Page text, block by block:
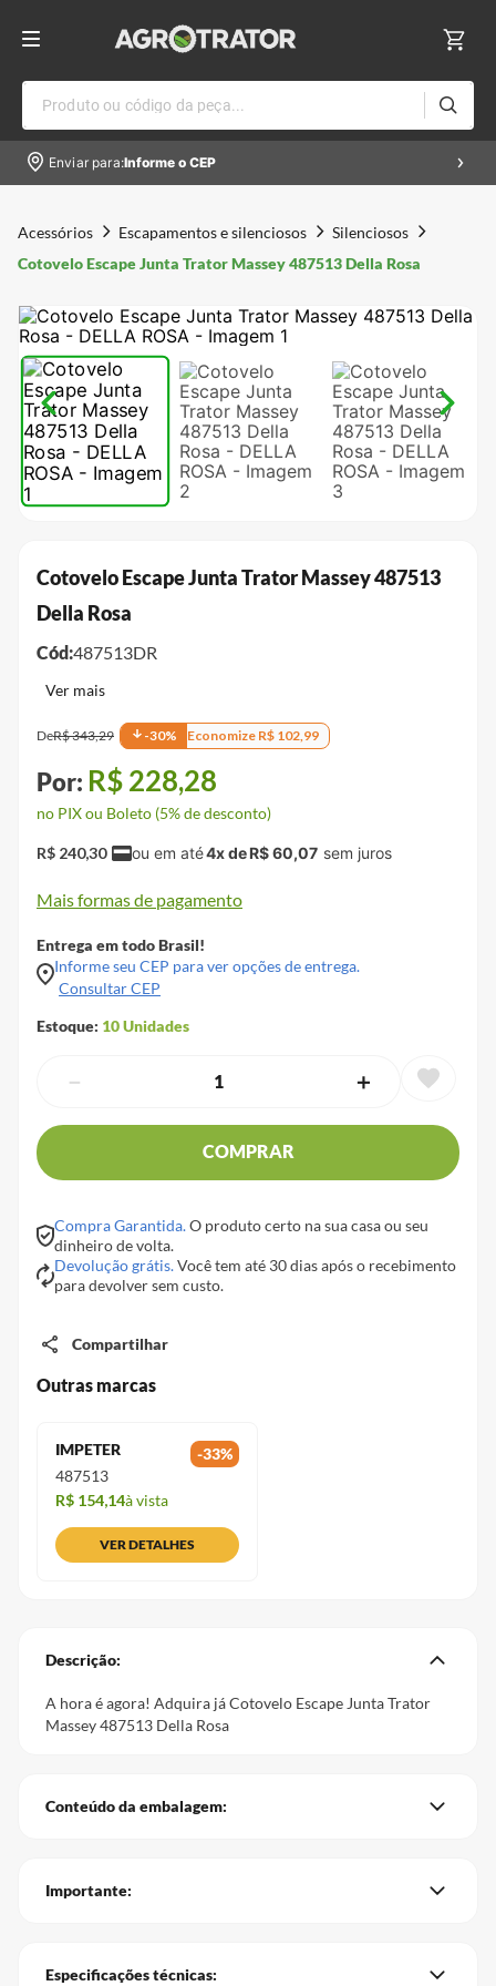
Produto ou código da peça...
Enviar para:Informe o CEP
Acessórios Escapamentos e silenciosos
Silenciosos
Cotovelo Escape Junta Trator Massey 487513 Della Rosa
Cotovelo Escape Junta Trator Massey 487513
Della Rosa
Cód:487513DR
DeR$343,29 -30% Economize R$ 102,99
R$228,28
no PIX ou Boleto (5% de desconto)
R$ 240,30 4x deR$60,07
Mais formas de pagamento
Entrega em todo Brasil!
Informe seu CEP para ver opções de entrega.
Consultar CEP
Estoque: 10Unidades
＋
－
COMPRAR
Compra Garantida.O produto certo na sua casa ou seu
dinheiro de volta.
Devolução grátis.Você tem até 30 dias após o recebimento
para devolver sem custo.
Compartilhar
Outras marcas
IMPETER -33%
487513
R$ 154,14à vista
VER DETALHES
Descrição:
A hora é agora! Adquira já Cotovelo Escape Junta Trator
Massey 487513 Della Rosa
Conteúdo da embalagem:
Importante:
Especificações técnicas: